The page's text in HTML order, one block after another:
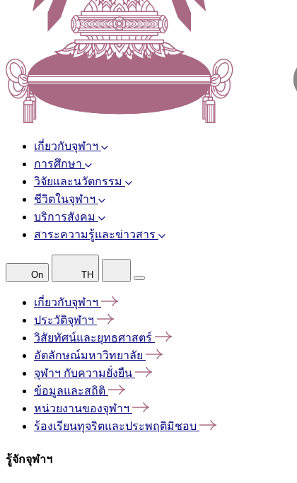
เกี่ยวกับจุฬาฯ
การศึกษา
วิจัยและนวัตกรรม
ชีวิตในจุฬาฯ
บริการสังคม
สาระความรู้และข่าวสาร
On TH
เกี่ยวกับจุฬาฯ
ประวัติจุฬาฯ
วิสัยทัศน์และยุทธศาสตร์
อัตลักษณ์มหาวิทยาลัย
จุฬาฯ กับความยั่งยืน
ข้อมูลและสถิติ
หน่วยงานของจุฬาฯ
ร้องเรียนทุจริตและประพฤติมิชอบ
รู้จักจุฬาฯ